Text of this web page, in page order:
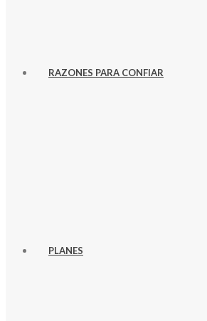
RAZONES PARA CONFIAR
PLANES